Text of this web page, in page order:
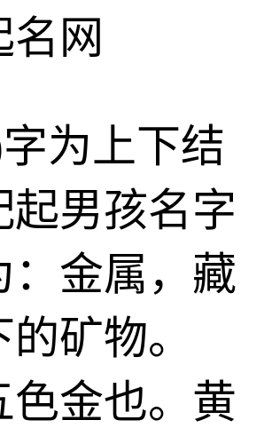
网
为上下结
起男孩名字
：金属，藏
矿物。
色金也。黄